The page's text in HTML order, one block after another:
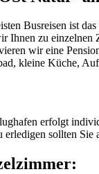
Busreisen ist
Ihnen zu einzelnen
wir eine
kleine Küche,
erfolgt
sollten